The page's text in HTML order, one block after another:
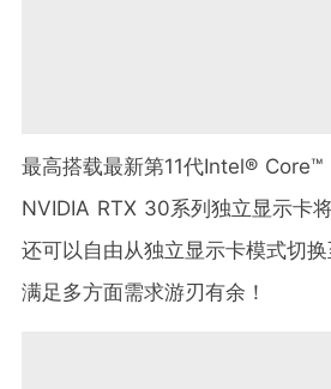
最高搭载最新第11代Intel® Core™
NVIDIA RTX 30系列独立显示卡
还可以自由从独立显示卡模式切换
满足多方面需求游刃有余！